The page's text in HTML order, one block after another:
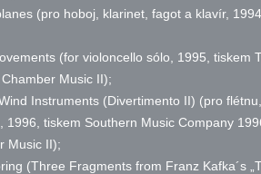
(pro hoboj, klarinet, fagot a klavír,
(for violoncello sólo, 1995, tiskem
Music II);
Instruments (Divertimento II) (pro
1996, tiskem Southern Music Company
Music II);
(Three Fragments from Franz Kafka´s